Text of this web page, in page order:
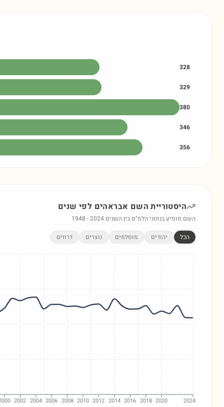
328
329
380
346
356
היסטוריית השם אבראהים לפי שנים
השם מופיע בנתוני הלמ"ס בין השנים 1948 -2024
הכל יהודים מוסלמים נוצרים דרוזים
2002 2004 2006 2008 2010 2012 2014 2016 2018 2020 2024